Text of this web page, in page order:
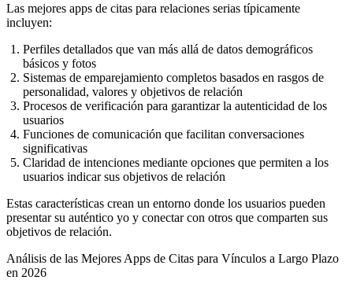
Las mejores apps de citas para relaciones serias típicamente
incluyen:
Perfiles detalladosque van más allá de datos demográficos
básicos y fotos
Sistemas de emparejamiento completosbasados en rasgos de
personalidad, valores y objetivos de relación
Procesos de verificación para garantizar la autenticidad de los
usuarios
Funciones de comunicación que facilitan conversaciones
significativas
Claridad de intencionesmediante opciones que permiten a los
usuarios indicar sus objetivos de relación
Estas características crean un entorno donde los usuarios pueden
presentar su auténtico yo y conectar con otros que comparten sus
objetivos de relación.
Análisis de las Mejores Apps de Citas para Vínculos a Largo Plazo
en 2026